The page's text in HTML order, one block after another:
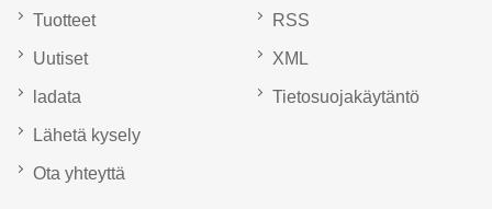
Tuotteet
Uutiset
ladata
Lähetä kysely
Ota yhteyttä
RSS
XML
Tietosuojakäytäntö